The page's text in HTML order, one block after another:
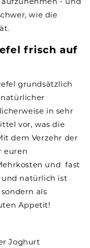
wie die
frisch auf
grundsätzlich
in sehr
vor, was die
dem Verzehr der
euren
und fast
und natürlich ist
als
Appetit!
Joghurt